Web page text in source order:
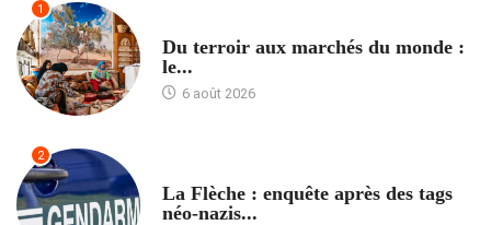
1
Du terroir aux marchés du monde :
le...
6 août 2026
2
La Flèche : enquête après des tags
néo-nazis...